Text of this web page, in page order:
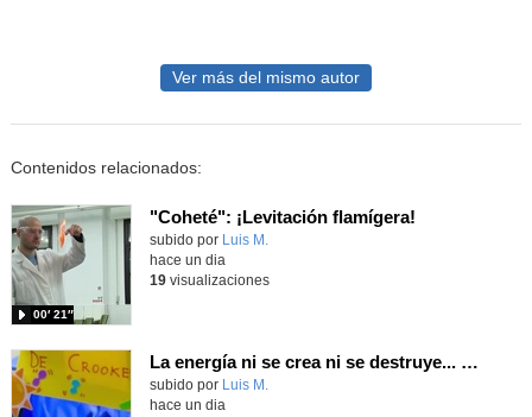
Ver más del mismo autor
Contenidos relacionados:
"Coheté": ¡Levitación flamígera!
Contenido educativo.
subido por Luis M.
00′ 21″
hace un dia
19visualizaciones
La energía ni se crea ni se destruye... ¡se experimenta! El Tierno en la Feria Madrid es Ciencia 2026
Contenido educativo.
subido por Luis M.
hace un dia